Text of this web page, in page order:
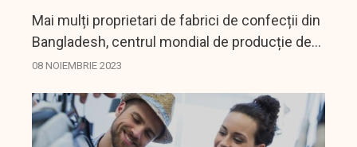
Mai mulți proprietari de fabrici de confecții din
Bangladesh, centrul mondial de producție de
modă, cer clienților, printre care se numără și
08 NOIEMBRIE 2023